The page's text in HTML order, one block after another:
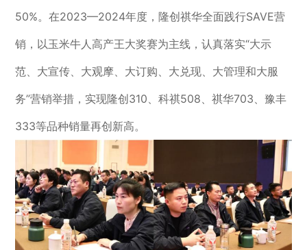
50%。在2023—2024年度，隆创祺华全面践行SAVE营
销，以玉米牛人高产王大奖赛为主线，认真落实“大示
范、大宣传、大观摩、大订购、大兑现、大管理和大服
务”营销举措，实现隆创310、科祺508、祺华703、豫丰
333等品种销量再创新高。